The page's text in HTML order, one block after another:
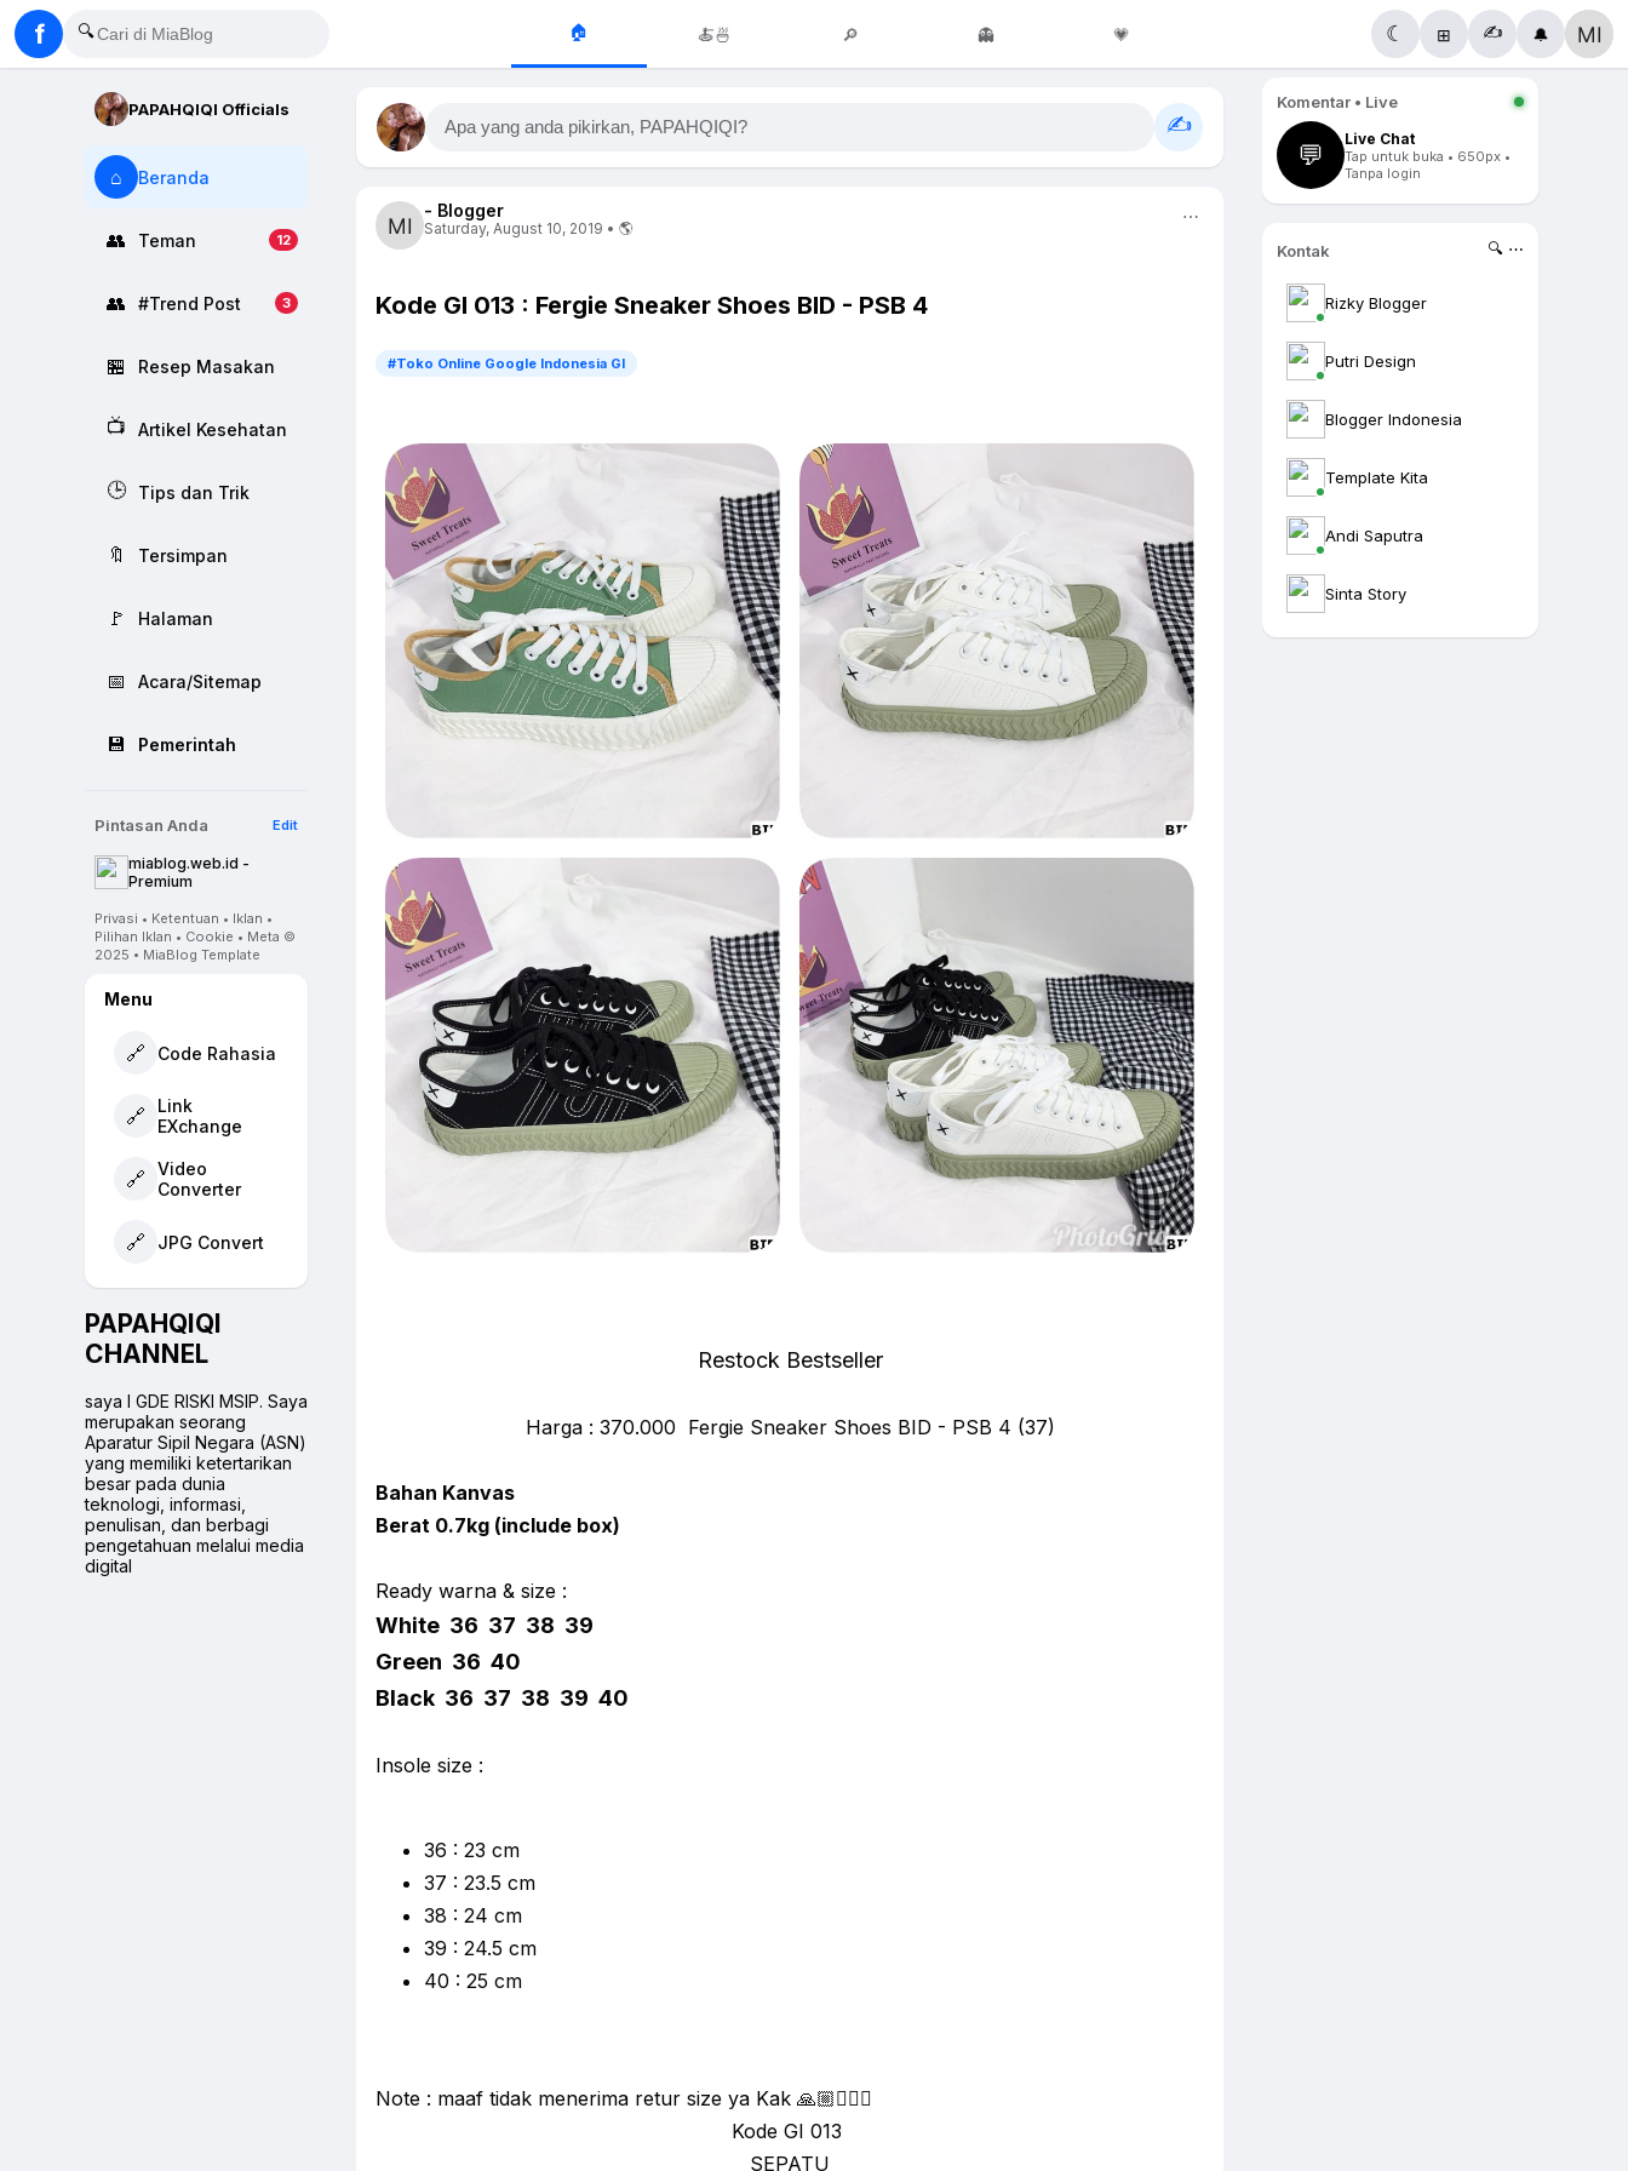
f 🔍 🏠 🍝🍜 🔎 👻 💗 ☾ ⊞ ✍️ 🔔
PAPAHQIQI Officials
⌂ Beranda
👥 Teman 12
👥 #Trend Post 3
🏪 Resep Masakan
📺 Artikel Kesehatan
🕒 Tips dan Trik
🔖 Tersimpan
🚩 Halaman
📅 Acara/Sitemap
💾 Pemerintah
Pintasan Anda Edit
miablog.web.id -
Premium
Privasi • Ketentuan • Iklan •
Pilihan Iklan • Cookie • Meta ©
2025 • MiaBlog Template
Menu
🔗 Code Rahasia
🔗
Link
EXchange
🔗
Video
Converter
🔗 JPG Convert
PAPAHQIQI
CHANNEL
saya I GDE RISKI MSIP. Saya
merupakan seorang
Aparatur Sipil Negara (ASN)
yang memiliki ketertarikan
besar pada dunia
teknologi, informasi,
penulisan, dan berbagi
pengetahuan melalui media
digital
Apa yang anda pikirkan, PAPAHQIQI? ✍️
- Blogger
Saturday, August 10, 2019 • 🌎
⋯
Kode GI 013 : Fergie Sneaker Shoes BID - PSB 4
#Toko Online Google Indonesia GI
Restock Bestseller
Harga : 370.000 Fergie Sneaker Shoes BID - PSB 4 (37)
Bahan Kanvas
Berat 0.7kg (include box)
Ready warna & size :
White 36 37 38 39
Green 36 40
Black 36 37 38 39 40
Insole size :
36 : 23 cm
37 : 23.5 cm
38 : 24 cm
39 : 24.5 cm
40 : 25 cm
Note : maaf tidak menerima retur size ya Kak 🙏🏼🙇🏼‍♀
Kode GI 013
SEPATU
Komentar • Live
💬
Live Chat
Tap untuk buka • 650px •
Tanpa login
Kontak 🔍 ⋯
Rizky Blogger
Putri Design
Blogger Indonesia
Template Kita
Andi Saputra
Sinta Story